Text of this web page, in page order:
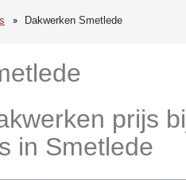
Dakwerken Smetlede
prijs
in Smetlede